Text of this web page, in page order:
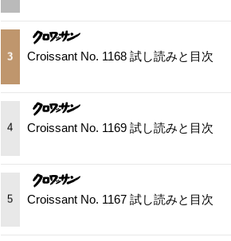
3 Croissant No. 1168 試し読みと目次
4 Croissant No. 1169 試し読みと目次
5 Croissant No. 1167 試し読みと目次